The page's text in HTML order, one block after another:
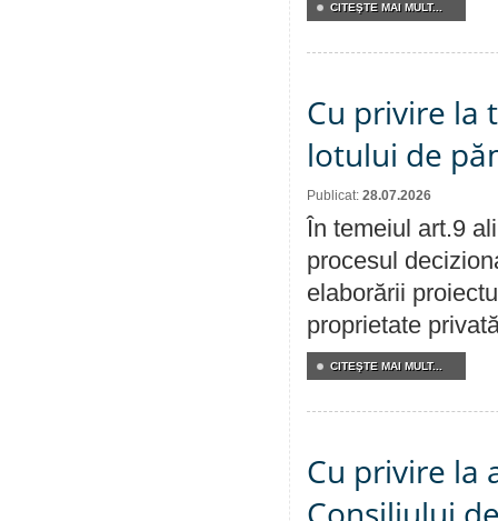
CITEŞTE MAI MULT...
Cu privire la
lotului de
Publicat: 28.07.2026
În temeiul art.9
procesul
elaborării
proprietate
CITEŞTE MAI MULT...
Cu privire la